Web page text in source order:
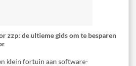
zzp: de ultieme gids om te besparen
klein fortuin aan software-